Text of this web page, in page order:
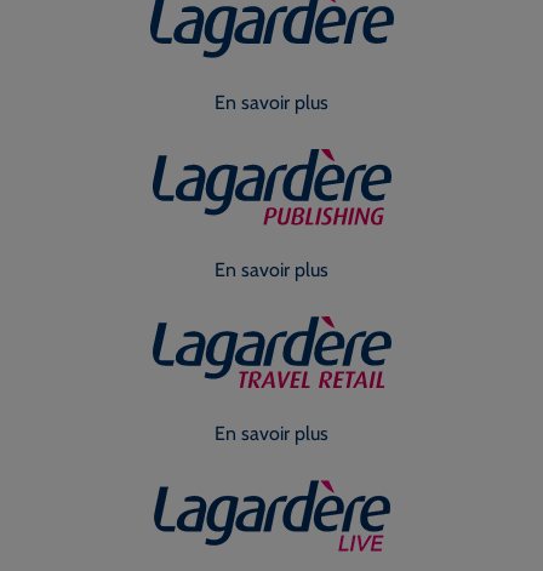
En savoir plus
En savoir plus
En savoir plus